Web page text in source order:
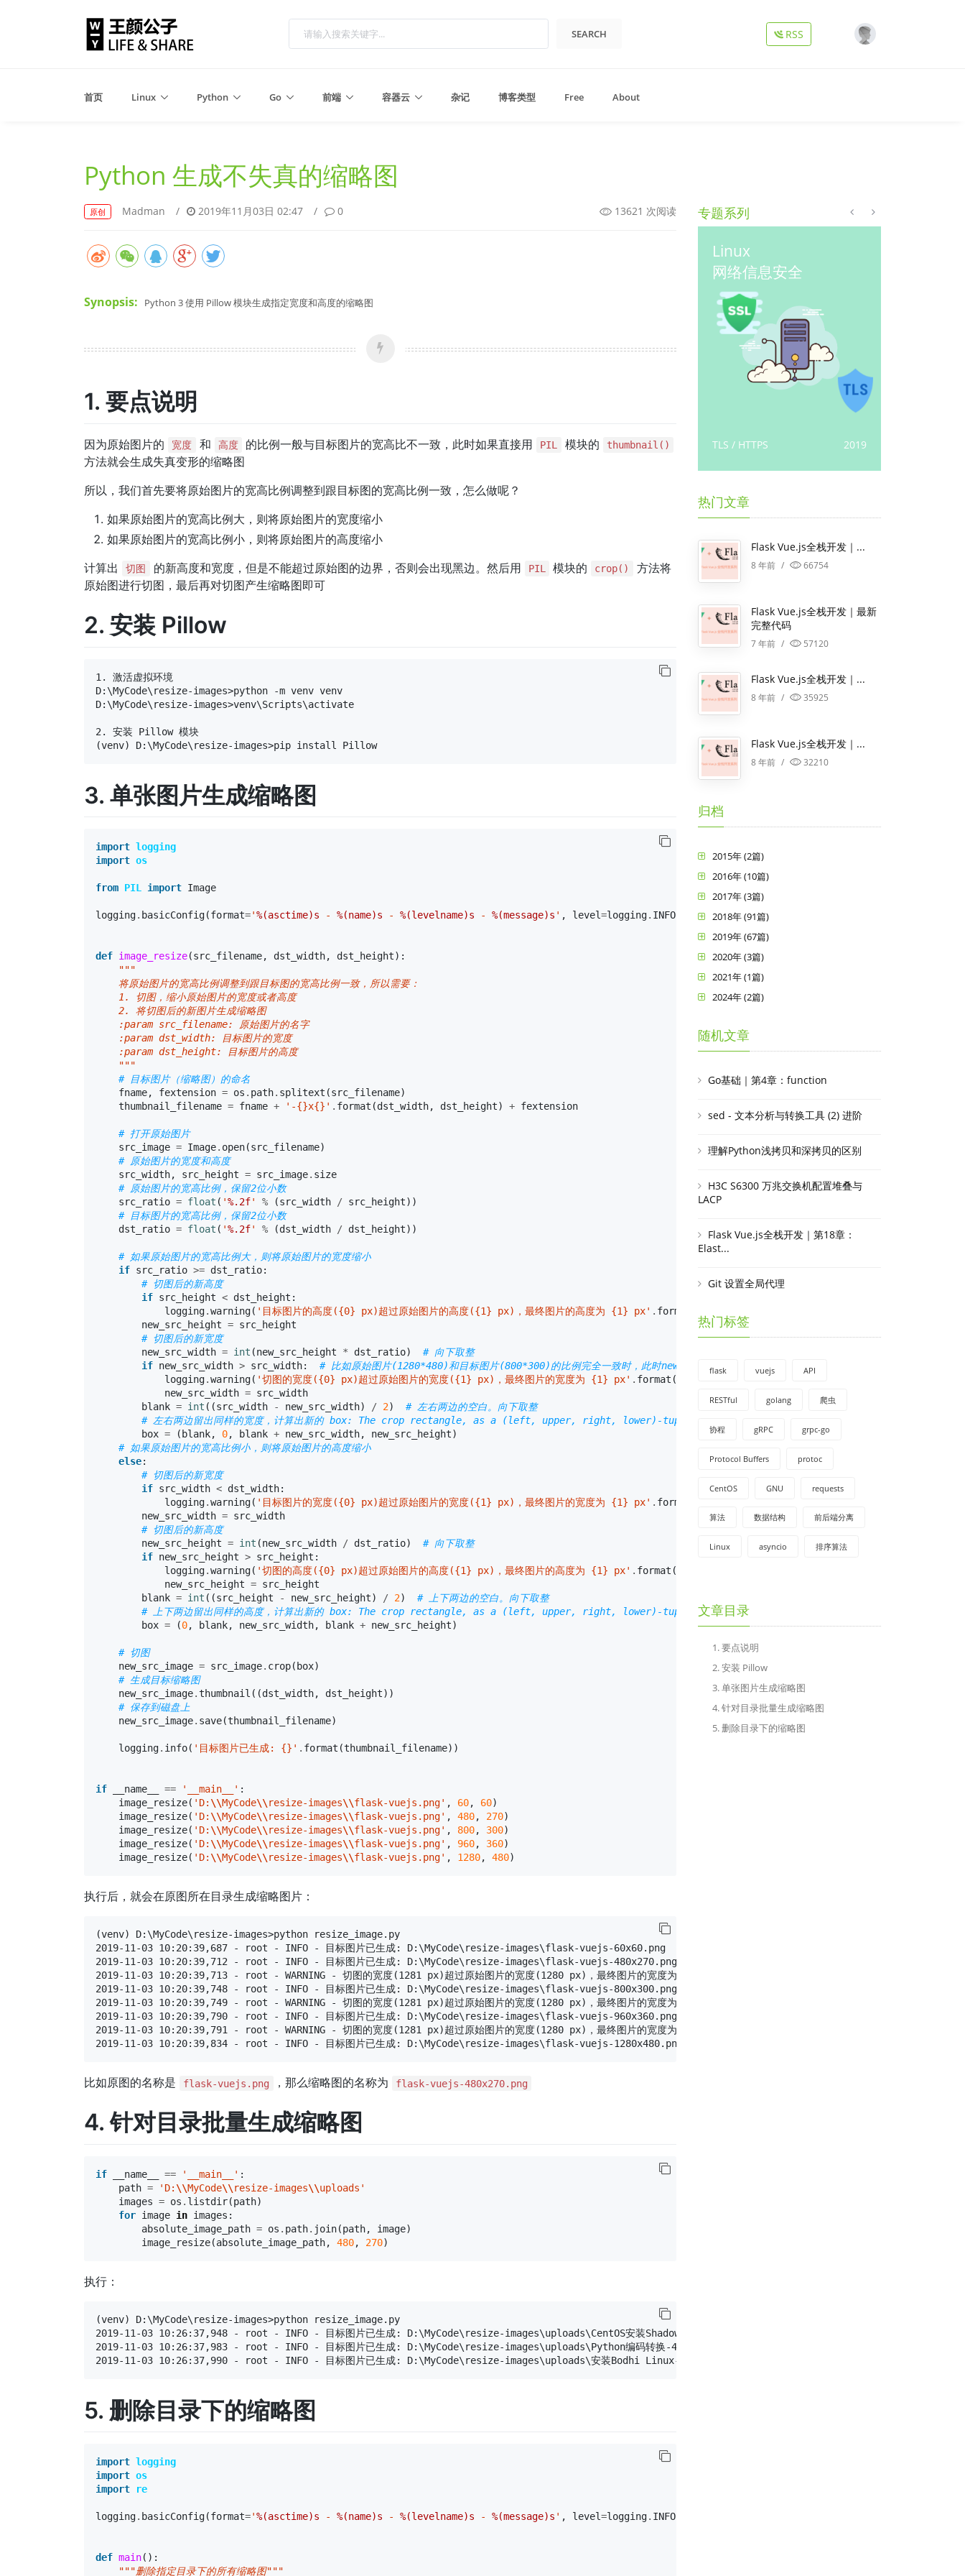
SEARCH Loading...
RSS
首页 Linux Python Go 前端 容器云 杂记 博客类型 Free About
Python 生成不失真的缩略图
原创 Madman / 2019年11月03日 02:47 / 0 13621 次阅读
Synopsis: Python 3 使用 Pillow 模块生成指定宽度和高度的缩略图
1. 要点说明
因为原始图片的 宽度 和 高度 的比例一般与目标图片的宽高比不一致，此时如果直接用 PIL 模块的 thumbnail()
方法就会生成失真变形的缩略图
所以，我们首先要将原始图片的宽高比例调整到跟目标图的宽高比例一致，怎么做呢？
如果原始图片的宽高比例大，则将原始图片的宽度缩小
如果原始图片的宽高比例小，则将原始图片的高度缩小
计算出
切图 的新高度和宽度，但是不能超过原始图的边界，否则会出现黑边。然后用 PIL 模块的 crop()
方法将
原始图进行切图，最后再对切图产生缩略图即可
2. 安装 Pillow
1. 激活虚拟环境
D:\MyCode\resize-images>python -m venv venv
D:\MyCode\resize-images>venv\Scripts\activate
2. 安装 Pillow 模块
3. 单张图片生成缩略图
import logging
import os
from PIL import Image
logging. basicConfig(format='%(asctime)s - %(name)s - %(levelname)s - %(message)s ' , level=logging. INFO
def image_resize(src_filename, dst_width, dst_height):
"""
    将原始图片的宽高比例调整到跟目标图的宽高比例一致，所以需要：
    1. 切图，缩小原始图片的宽度或者高度
    2. 将切图后的新图片生成缩略图
    :param src_filename: 原始图片的名字
    :param dst_width: 目标图片的宽度
    :param dst_height: 目标图片的高度
    """
# 目标图片（缩略图）的命名
fname, fextension = os . path. splitext (src_filename)
thumbnail_filename = fname + '-{}x{}' . format (dst_width, dst_height) + fextension
# 打开原始图片
src_image = Image. open(src_filename)
# 原始图片的宽度和高度
src_width, src_height = src_image. size
# 原始图片的宽高比例，保留2位小数
src_ratio = float ( '%.2f' % (src_width / src_height))
# 目标图片的宽高比例，保留2位小数
dst_ratio = float ( '%.2f' % (dst_width / dst_height))
# 如果原始图片的宽高比例大，则将原始图片的宽度缩小
if src_ratio >= dst_ratio:
# 切图后的新高度
if src_height < dst_height :
logging.warning( '目标图片的高度({0} px)超过原始图片的高度({1} px)，最终图片的高度为 {1} px' . format
new_src_height = src_height
# 切图后的新宽度
new_src_width = int (new_src_height * dst_ratio)
# 向下取整
if new_src_width > src_width:
# 比如原始图片(1280*480)和目标图片(800*300)的比例完全一致时，此时new_src_width=1281，可能四周会有一条黑线
logging.warning( '切图的宽度({0} px)超过原始图片的宽度({1} px)，最终图片的宽度为 {1} px' . format ( src_width
new_src_width = src_width
blank = int ((src_width - new_src_width) / 2)
# 左右两边的空白。向下取整
# 左右两边留出同样的宽度，计算出新的 box: The crop rectangle, as a (left, upper, right, lower)-tuple
box = ( blank, 0, blank + new_src_width, new_src_height)
# 如果原始图片的宽高比例小，则将原始图片的高度缩小
else:
# 切图后的新宽度
if src_width < dst_width:
logging.warning( '目标图片的宽度({0} px)超过原始图片的宽度({1} px)，最终图片的宽度为 {1} px' . format
new_src_width = src_width
# 切图后的新高度
new_src_height = int (new_src_width / dst_ratio)
# 向下取整
if new_src_height > src_height :
logging.warning( '切图的高度({0} px)超过原始图片的高度({1} px)，最终图片的高度为 {1} px' . format (
new_src_height = src_height
blank = int ((src_height - new_src_height) / 2)
# 上下两边的空白。向下取整
# 上下两边留出同样的高度，计算出新的 box: The crop rectangle, as a (left, upper, right, lower)-tuple
box = (0, blank, new_src_width, blank + new_src_height)
# 切图
new_src_image = src_image. crop( box)
# 生成目标缩略图
new_src_image.thumbnail ((dst_width, dst_height))
# 保存到磁盘上
new_src_image. save(thumbnail_filename)
logging. info( '目标图片已生成: {}' . format (thumbnail_filename))
if __name__ == '__main__' :
image_resize( 'D: \\MyCode\\resize-images\\flask-vuejs.png' , 60, 60)
image_resize( 'D: \\MyCode\\resize-images\\flask-vuejs.png' , 480, 270)
image_resize( 'D: \\MyCode\\resize-images\\flask-vuejs.png' , 800, 300)
image_resize( 'D: \\MyCode\\resize-images\\flask-vuejs.png' , 960, 360)
image_resize( 'D: \\MyCode\\resize-images\\flask-vuejs.png' , 1280, 480)
执行后，就会在原图所在目录生成缩略图片：
(venv) D:\MyCode\resize-images>python resize_image.py
2019-11-03 10:20:39,687 - root - INFO - 目标图片已生成: D:\MyCode\resize-images\flask-vuejs-60x60.png
2019-11-03 10:20:39,712 - root - INFO - 目标图片已生成: D:\MyCode\resize-images\flask-vuejs-480x270.png
2019-11-03 10:20:39,713 - root - WARNING - 切图的宽度(1281 px)超过原始图片的宽度(1280 px)，最终图片的宽度为 1280 px
2019-11-03 10:20:39,748 - root - INFO - 目标图片已生成: D:\MyCode\resize-images\flask-vuejs-800x300.png
2019-11-03 10:20:39,749 - root - WARNING - 切图的宽度(1281 px)超过原始图片的宽度(1280 px)，最终图片的宽度为 1280 px
2019-11-03 10:20:39,790 - root - INFO - 目标图片已生成: D:\MyCode\resize-images\flask-vuejs-960x360.png
2019-11-03 10:20:39,791 - root - WARNING - 切图的宽度(1281 px)超过原始图片的宽度(1280 px)，最终图片的宽度为 1280 px
比如原图的名称是 flask-vuejs.png ，那么缩略图的名称为 flask-vuejs-480x270.png
4. 针对目录批量生成缩略图
if __name__ == '__main__' :
path = 'D: \\MyCode\\resize-images\\uploads'
images = os . listdir(path)
for image in images :
absolute_image_path = os . path. join(path, image)
image_resize(absolute_image_path, 480, 270)
执行：
(venv) D:\MyCode\resize-images>python resize_image.py
2019-11-03 10:26:37,948 - root - INFO - 目标图片已生成: D:\MyCode\resize-images\uploads\CentOS安装ShadowSocks-min-480x270.png
2019-11-03 10:26:37,983 - root - INFO - 目标图片已生成: D:\MyCode\resize-images\uploads\Python编码转换-480x270.png
5. 删除目录下的缩略图
import logging
import os
import
re
logging. basicConfig(format='%(asctime)s - %(name)s - %(levelname)s - %(message)s ' , level=logging. INFO
def main():
"""删除指定目录下的所有缩略图"""
专题系列
排序 / 查找 2018 Flask / Vue.js 2018
Linux
网络信息安全
TLS / HTTPS 2019
热门文章
Flask Vue.js全栈开发｜...
8 年前 / 66754
Flask Vue.js全栈开发｜最新
完整代码
7 年前 / 57120
Flask Vue.js全栈开发｜...
8 年前 / 35925
Flask Vue.js全栈开发｜...
8 年前 / 32210
归档
2015年 (2篇)
2016年 (10篇)
2017年 (3篇)
2018年 (91篇)
2019年 (67篇)
2020年 (3篇)
2021年 (1篇)
2024年 (2篇)
随机文章
Go基础｜第4章：function
sed - 文本分析与转换工具 (2) 进阶
理解Python浅拷贝和深拷贝的区别
H3C S6300 万兆交换机配置堆叠与
LACP
Flask Vue.js全栈开发｜第18章：
Elast...
Git 设置全局代理
热门标签
flask vuejs API
RESTful golang 爬虫
协程 gRPC grpc-go
Protocol Buffers protoc
CentOS GNU requests
算法 数据结构 前后端分离
Linux asyncio 排序算法
文章目录
1. 要点说明
2. 安装 Pillow
3. 单张图片生成缩略图
4. 针对目录批量生成缩略图
5. 删除目录下的缩略图